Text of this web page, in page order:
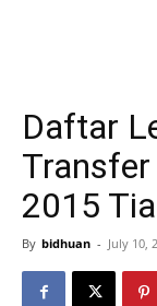
Daftar
Transfer
2015
By bidhuan - July 10,